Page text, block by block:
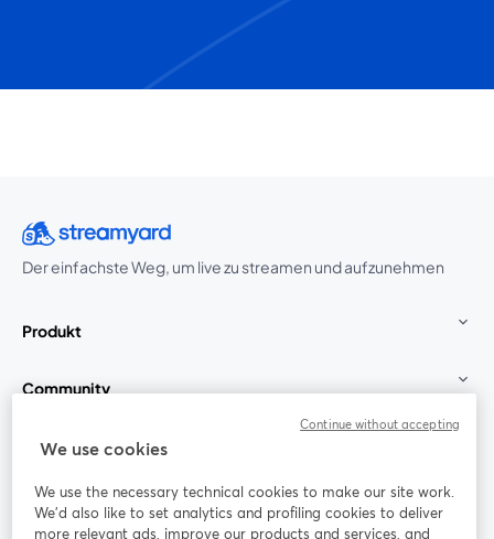
Der einfachste Weg, um live zu streamen und aufzunehmen
Produkt
Community
StreamYard für
Mitmachen
We use cookies
We use the necessary technical cookies to make our site work.
We'd also like to set analytics and profiling cookies to deliver
more relevant ads, improve our products and services, and
Continue without accepting